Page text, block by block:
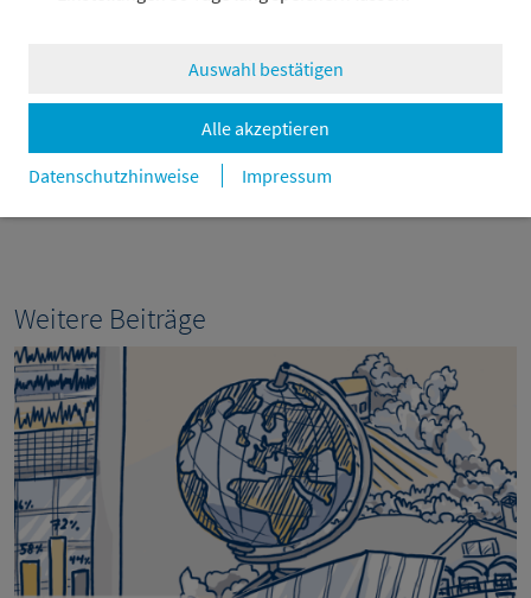
Auswahl bestätigen
Alle akzeptieren
Datenschutzhinweise
Impressum
Cathrin.Brass@metzler.com
zurück
Weitere Beiträge